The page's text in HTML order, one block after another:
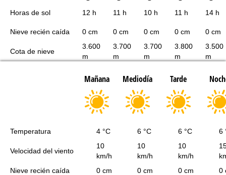
Horas de sol
12 h 11 h 10 h 11 h 14 h
Nieve recién caída 0 cm 0 cm 0 cm 0 cm 0 cm
Cota de nieve
3.600
m
3.700
m
3.700
m
3.800
m
3.500
m
Mañana Mediodía Tarde
Temperatura 4 °C 6 °C 6 °C 6
Velocidad del viento
10
km/h
10
km/h
10
km/h
Nieve recién caída
0 cm 0 cm 0 cm 0